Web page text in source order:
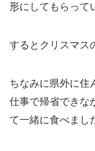
形にしてもらって
するとクリスマス
ちなみに県外に住
仕事で帰省できな
て一緒に食べまし